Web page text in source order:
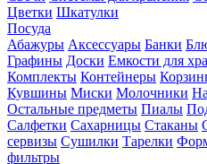
Цветки Шкатулки
Посуда
Абажуры Аксессуары Банки
Графины Доски Емкости для
Комплекты Контейнеры
Кувшины Миски Молочники
Остальные предметы Пиалы
Салфетки Сахарницы Стаканы
сервизы Сушилки Тарелки
фильтры